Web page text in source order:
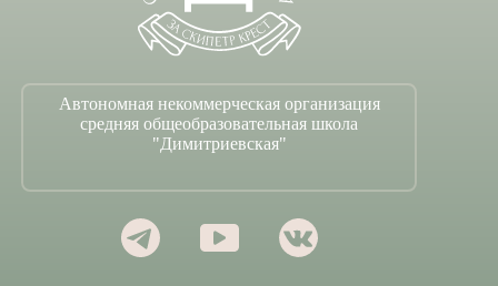
Автономная некоммерческая организация
средняя общеобразовательная школа
"Димитриевская"